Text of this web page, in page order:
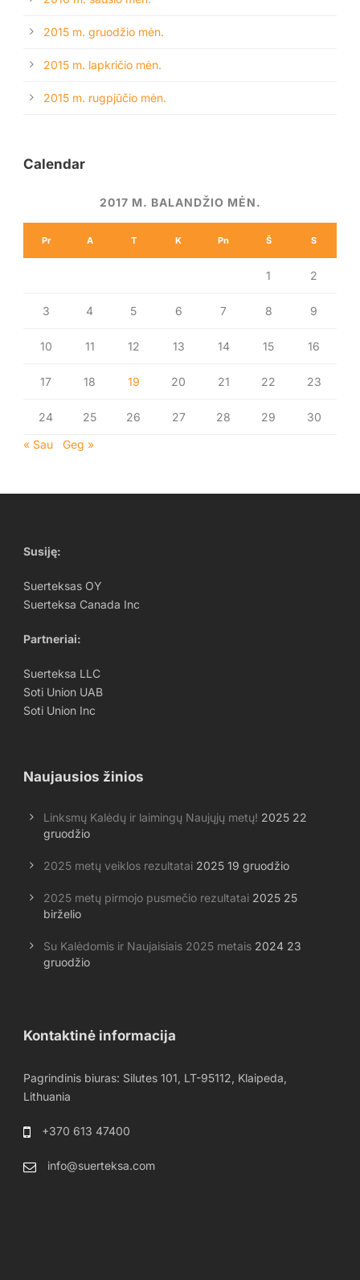
2015 m. gruodžio mėn.
2015 m. lapkričio mėn.
2015 m. rugpjūčio mėn.
Calendar
2017 M. BALANDŽIO MĖN.
Pr A T K Pn Š S
1 2
3 4 5 6 7 8 9
10 11 12 13 14 15 16
17 18 19 20 21 22 23
24 25 26 27 28 29
30
« Sau
Geg »
Susiję:
Suerteksas OY
Suerteksa Canada Inc
Partneriai:
Suerteksa LLC
Soti Union UAB
Soti Union Inc
Naujausios žinios
Linksmų Kalėdų ir laimingų Naujųjų metų! 2025 22
gruodžio
2025 metų veiklos rezultatai 2025 19 gruodžio
2025 metų pirmojo pusmečio rezultatai 2025 25
birželio
Su Kalėdomis ir Naujaisiais 2025 metais 2024 23
gruodžio
Kontaktinė informacija
Pagrindinis biuras: Silutes 101, LT-95112, Klaipeda,
Lithuania
+370 613 47400
info@suerteksa.com